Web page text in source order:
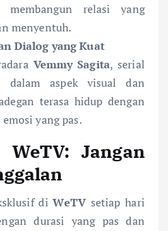
membangun relasi yang
menyentuh.
Dialog yang Kuat
Vemmy Sagita, serial
aspek visual dan
terasa hidup dengan
yang pas.
Jangan
diWeTV setiap hari
durasi yang pas dan